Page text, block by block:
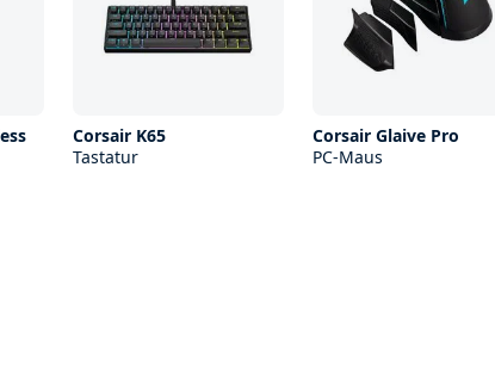
Corsair K65
Tastatur
Corsair Glaive Pro
PC-Maus